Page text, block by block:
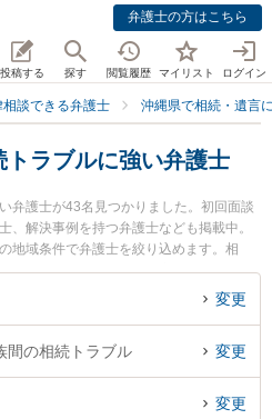
弁護士の方はこちら
投稿する 探す 閲覧履歴 マイリスト ログイン
談できる弁護士 沖縄県で相続・遺言
ラブルに強い弁護士
弁護士が43名見つかりました。初回面談
、解決事例を持つ弁護士なども掲載中。
地域条件で弁護士を絞り込めます。相
ブルや認知症の相続、遺産分割等の細か
す。特にベリーベスト法律事務所 那覇オ
沖縄県で土日や夜間に発生した家族間の
護士に相談したい』『家族間の相続トラ
の弁護士を検索したい』『初回相談無料
変更
間の相続トラブル 変更
変更